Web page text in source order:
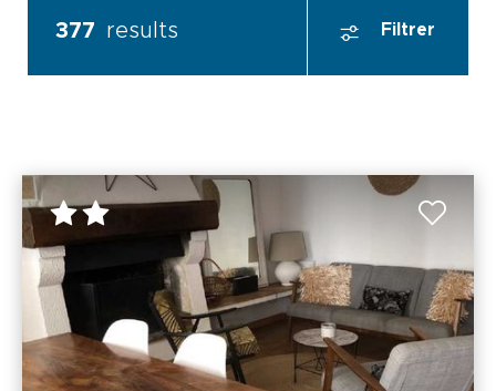
377 results Filtrer